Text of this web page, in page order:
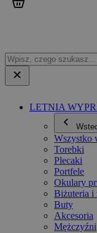
LETNIA
Wszystko
Torebki
Plecaki
Portfele
Okulary
Biżuteria i
Buty
Akcesoria
Mężczyźni